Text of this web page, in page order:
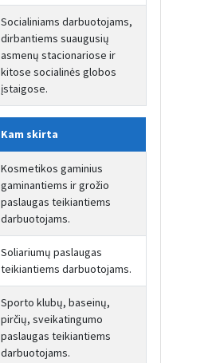
Socialiniams darbuotojams,
dirbantiems suaugusių
asmenų stacionariose ir
kitose socialinės globos
įstaigose.
Kam skirta
Kosmetikos gaminius
gaminantiems ir grožio
paslaugas teikiantiems
darbuotojams.
Soliariumų paslaugas
teikiantiems darbuotojams.
Sporto klubų, baseinų,
pirčių, sveikatingumo
paslaugas teikiantiems
darbuotojams.